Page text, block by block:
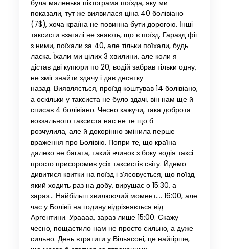
була маленька піктограма поїзда, яку ми
показали, тут же виявилася ціна 40 болівіано
(7$), хоча країна не повинна бути дорогою. Інші
таксисти взагалі не знають, що є поїзд. Гаразд фіг
з ними, поїхали за 40, але тільки поїхали, будь
ласка. Їхали ми цілих 3 хвилини, але коли я
дістав дві купюри по 20, водій забрав тільки одну,
не зміг знайти здачу і дав десятку
назад. Виявляється, проїзд коштував 14 болівіано,
а оскільки у таксиста не було здачі, він нам ще й
списав 4 болівіано. Чесно кажучи, така доброта
вокзального таксиста нас не те що б
розчулила, але й докорінно змінила перше
враження про Болівію. Попри те, що країна
далеко не багата, такий вчинок з боку водія таксі
просто присоромив усіх таксистів світу. Йдемо
дивитися квитки на поїзд і з’ясовується, що поїзд,
який ходить раз на добу, вирушає о 15:30, а
зараз… Найбільш хвилюючий момент…. 16:00, але
час у Болівії на годину відрізняється від
Аргентини. Ураааа, зараз лише 15:00. Скажу
чесно, пощастило нам не просто сильно, а дуже
сильно. День втратити у Вільясоні, це найгірше,